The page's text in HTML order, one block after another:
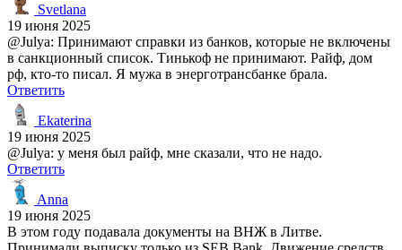
Svetlana
19 июня 2025
@Julya: Принимают справки из банков, которые не включены
в санкционный список. Тинькоф не принимают. Райф, дом
рф, кто-то писал. Я мужа в энерготрансбанке брала.
Ответить
Ekaterina
19 июня 2025
@Julya: у меня был райф, мне сказали, что не надо.
Ответить
Anna
19 июня 2025
В этом году подавала документы на ВНЖ в Литве.